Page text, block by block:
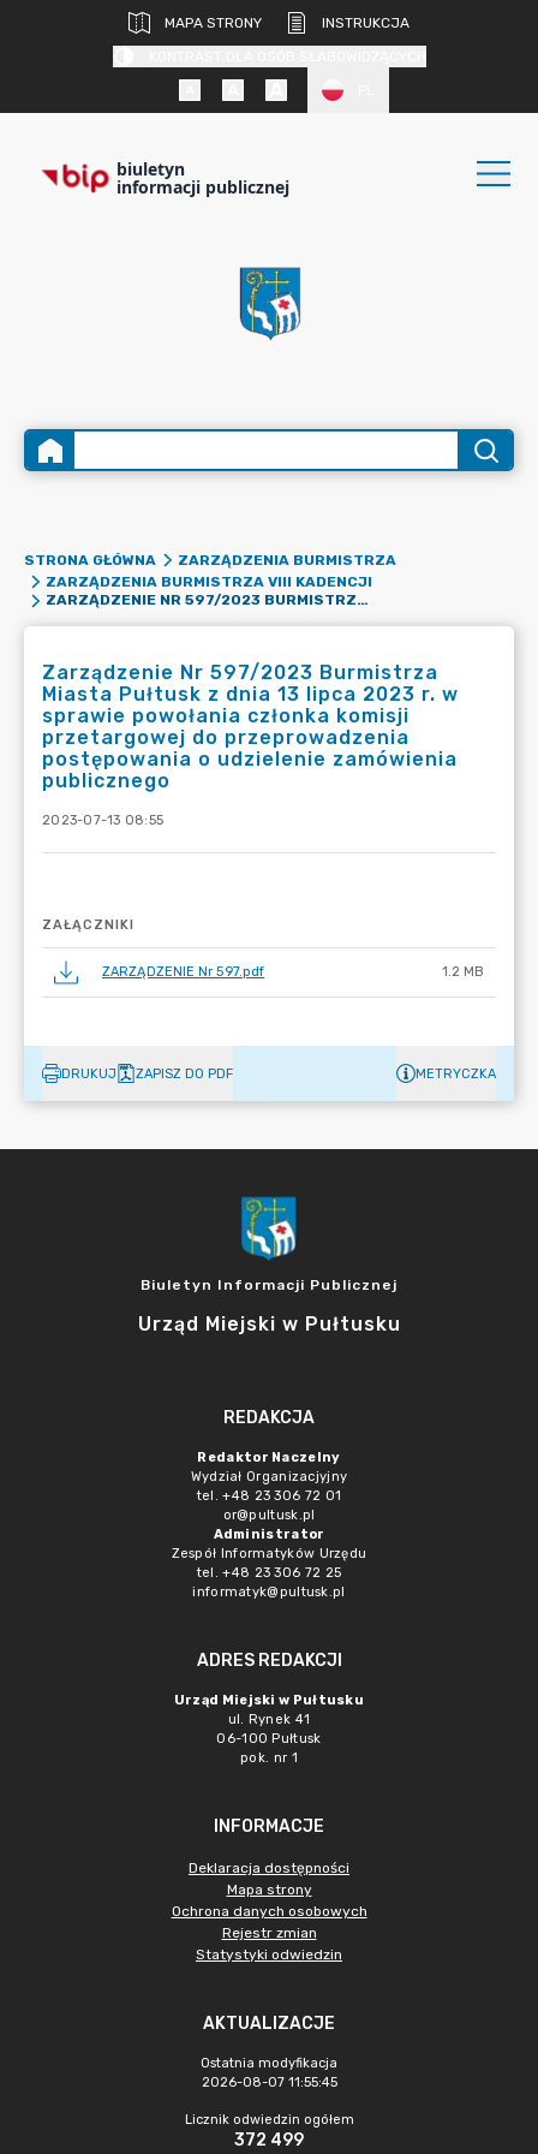
MAPA STRONY
INSTRUKCJA
biuletyn
informacji publicznej
STRONA GŁÓWNA
ZARZĄDZENIA BURMISTRZA
ZARZĄDZENIA BURMISTRZA VIII KADENCJI
ZARZĄDZENIE NR 597/2023 BURMISTRZA MIASTA PUŁTUSK Z DNIA 13 LIPCA 2023 R. W SPRAWIE POWOŁANIA CZŁONKA KOMISJI PRZETARGOWEJ DO PRZEPROWADZENIA POSTĘPOWANIA O UDZIELENIE ZAMÓWIENIA PUBLICZNEGO
Zarządzenie Nr 597/2023 Burmistrza
Miasta Pułtusk z dnia 13 lipca 2023 r. w
sprawie powołania członka komisji
przetargowej do przeprowadzenia
postępowania o udzielenie zamówienia
publicznego
2023-07-13 08:55
ZAŁĄCZNIKI
ZARZĄDZENIE Nr 597.pdf 1.2 MB
DRUKUJ ZAPISZ DO PDF METRYCZKA
Biuletyn Informacji Publicznej
Urząd Miejski w Pułtusku
REDAKCJA
Redaktor Naczelny
Wydział Organizacjyjny
tel. +48 23 306 72 01
or@pultusk.pl
Administrator
Zespół Informatyków Urzędu
tel. +48 23 306 72 25
informatyk@pultusk.pl
ADRES REDAKCJI
Urząd Miejski w Pułtusku
ul. Rynek 41
06-100 Pułtusk
pok. nr 1
INFORMACJE
Deklaracja dostępności
Mapa strony
Ochrona danych osobowych
Rejestr zmian
Statystyki odwiedzin
AKTUALIZACJE
Ostatnia modyfikacja
2026-08-07 11:55:45
Licznik odwiedzin ogółem
372 499